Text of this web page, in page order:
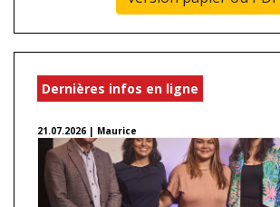
Dernières infos en ligne
21.07.2026 | Maurice